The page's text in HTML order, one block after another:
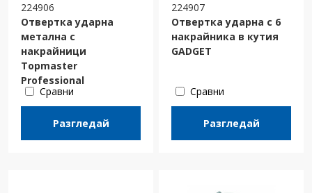
224906
Отвертка ударна
метална с
накрайници
Topmaster
Professional
Сравни
Разгледай
224907
Отвертка ударна с 6
накрайника в кутия
GADGET
Сравни
Разгледай